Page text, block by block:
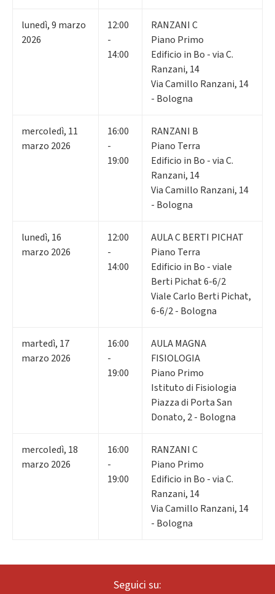
lunedì,9 marzo
2026
12:00
-
14:00
RANZANI C
Piano Primo
Edificio in Bo - via C.
Ranzani, 14
Via Camillo Ranzani, 14
- Bologna
mercoledì, 11
marzo 2026
16:00
-
19:00
RANZANI B
Piano Terra
Edificio in Bo - via C.
Ranzani, 14
Via Camillo Ranzani, 14
- Bologna
lunedì, 16
marzo 2026
12:00
-
14:00
AULA C BERTI PICHAT
Piano Terra
Edificio in Bo - viale
Berti Pichat 6-6/2
Viale Carlo Berti Pichat,
6-6/2 - Bologna
martedì, 17
marzo 2026
16:00
-
19:00
AULA MAGNA
FISIOLOGIA
Piano Primo
Istituto di Fisiologia
Piazza di Porta San
Donato, 2 - Bologna
mercoledì, 18
marzo 2026
16:00
-
19:00
RANZANI C
Piano Primo
Edificio in Bo - via C.
Ranzani, 14
Via Camillo Ranzani, 14
- Bologna
Seguici su: